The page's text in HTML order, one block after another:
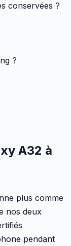
conservées ?
?
A32 à
plus comme
nos deux
pendant